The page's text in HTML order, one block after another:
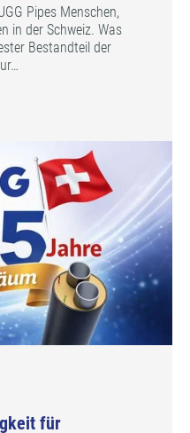
Pipes Menschen,
in der Schweiz. Was
Bestandteil der
für